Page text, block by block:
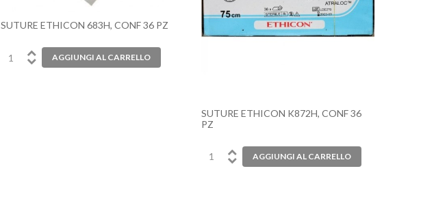
SUTURE ETHICON 683H, CONF 36 PZ
SUTURE ETHICON K872H, CONF 36
PZ